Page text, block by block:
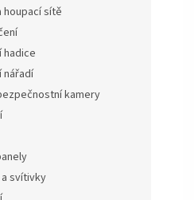
houpací sítě
hadice
nářadí
kamery
svítivky